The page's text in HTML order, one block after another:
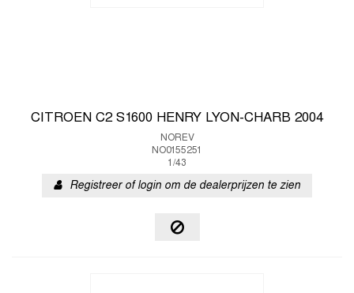
CITROEN C2 S1600 HENRY LYON-CHARB 2004
NOREV
NO0155251
1/43
Registreer of login om de dealerprijzen te zien